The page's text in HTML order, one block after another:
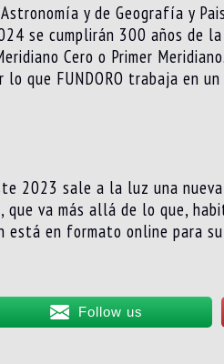
y de Geografía y
se cumplirán 300 años de
Cero o Primer
que FUNDORO trabaja en
2023 sale a la luz una
va más allá de lo que,
está en formato online para
Follow us